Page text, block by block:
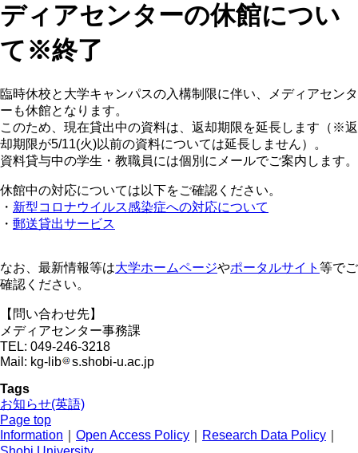
ディアセンターの休館につい
て※終了
臨時休校と大学キャンパスの入構制限に伴い、メディアセンタ
ーも休館となります。
このため、現在貸出中の資料は、返却期限を延長します（※返
却期限が5/11(火)以前の資料については延長しません）。
資料貸与中の学生・教職員には個別にメールでご案内します。
休館中の対応については以下をご確認ください。
・ 新型コロナウイルス感染症への対応について
・ 郵送貸出サービス
なお、最新情報等は大学ホームページやポータルサイト 等でご
確認ください。
【問い合わせ先】
メディアセンター事務課
TEL: 049-246-3218
Mail: kg-lib
s.shobi-u.ac.jp
Tags
お知らせ(英語)
Page top
Information
Open Access Policy Research Data Policy